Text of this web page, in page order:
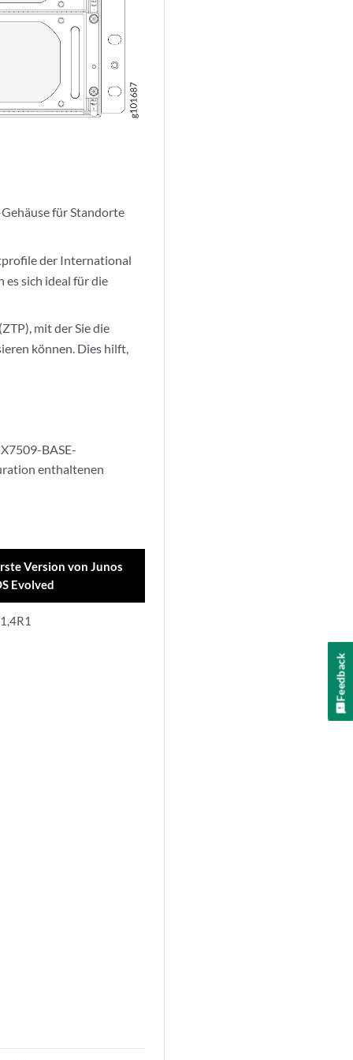
für Standorte
der International
sich ideal für die
mit der Sie die
können. Dies hilft,
BASE-
enthaltenen
Version von Junos
Evolved
Feedback